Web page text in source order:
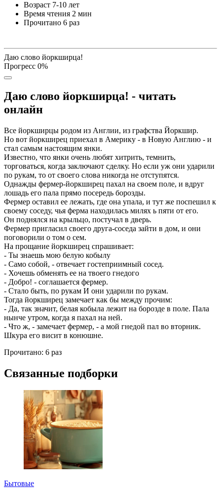
Возраст 7-10 лет
Время чтения 2 мин
Прочитано 6 раз
Даю слово йоркширца!
Прогресс 0%
Даю слово йоркширца! - читать
онлайн
Все йоркширцы родом из Англии, из графства Йоркшир.
Но вот йоркширец приехал в Америку - в Новую Англию - и
стал самым настоящим янки.
Известно, что янки очень любят хитрить, темнить,
торговаться, когда заключают сделку. Но если уж они ударили
по рукам, то от своего слова никогда не отступятся.
Однажды фермер-йоркширец пахал на своем поле, и вдруг
лошадь его пала прямо посередь борозды.
Фермер оставил ее лежать, где она упала, и тут же поспешил к
своему соседу, чья ферма находилась милях ь пяти от его.
Он поднялся на крыльцо, постучал в дверь.
Фермер пригласил своего друга-соседа зайти в дом, и они
поговорили о том о сем.
На прощание йоркширец спрашивает:
- Ты знаешь мою белую кобылу
- Само собой, - отвечает гостеприимный сосед.
- Хочешь обменять ее на твоего гнедого
- Добро! - соглашается фермер.
- Стало быть, по рукам И они ударили по рукам.
Тогда йоркширец замечает как бы между прочим:
- Да, так значит, белая кобыла лежит на борозде в поле. Пала
нынче утром, когда я пахал на ней.
- Что ж, - замечает фермер, - а мой гнедой пал во вторник.
Шкура его висит в конюшне.
Прочитано: 6 раз
Связанные подборки
Бытовые